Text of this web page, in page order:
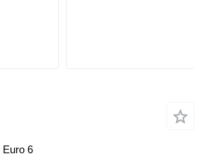
Euro 6